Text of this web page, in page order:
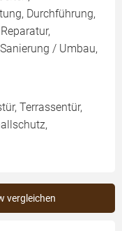
Durchführung,
/ Umbau,
Terrassentür,
vergleichen